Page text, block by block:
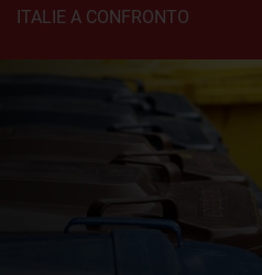
ITALIE A CONFRONTO